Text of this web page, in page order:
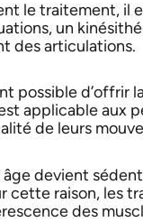
le traitement, il
un
des articulations.
possible
applicable aux
de leurs
devient
cette raison, les
des